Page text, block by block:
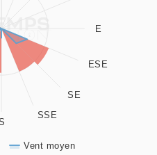
values. Data ranges from
Vent moyen
E
ESE
SE
SSE